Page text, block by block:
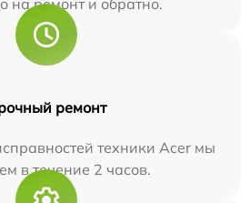
на ремонт и обратно.
ремонт
техники Acer мы
в течение 2 часов.